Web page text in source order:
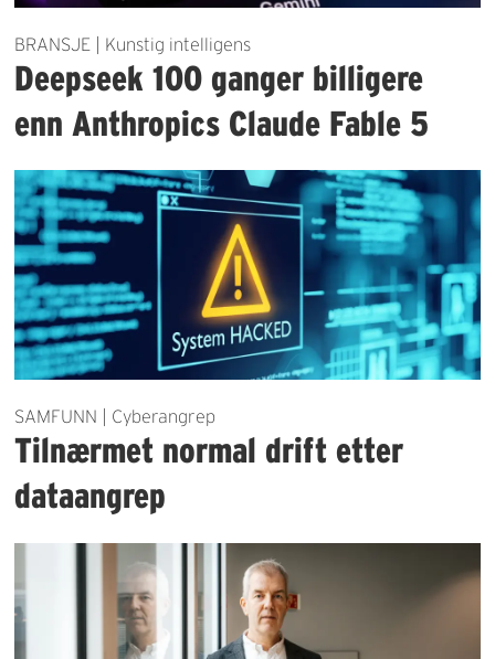
BRANSJE | Kunstig intelligens
Deepseek 100 ganger billigere
enn Anthropics Claude Fable 5
SAMFUNN | Cyberangrep
Tilnærmet normal drift etter
dataangrep